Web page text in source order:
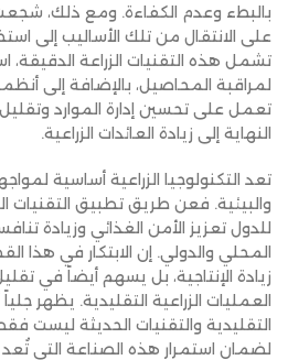
بالبطء وعدم الكفاءة. ومع ذلك، شجعت
على الانتقال من تلك الأساليب إلى
تشمل هذه التقنيات الزراعة الدقيقة،
لمراقبة المحاصيل، بالإضافة إلى
تعمل على تحسين إدارة الموارد
النهاية إلى زيادة العائدات الزراعية.
تعد التكنولوجيا الزراعية أساسية
والبيئية. فعن طريق تطبيق التقنيات
للدول تعزيز الأمن الغذائي وزيادة
المحلي والدولي. إن الابتكار في هذا
زيادة الإنتاجية، بل يسهم أيضاً في
العمليات الزراعية التقليدية. يظهر جلياً
التقليدية والتقنيات الحديثة ليست
لضمان استمرار هذه الصناعة التي